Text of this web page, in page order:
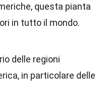
questa pianta
in tutto il mondo.
delle regioni
in particolare delle